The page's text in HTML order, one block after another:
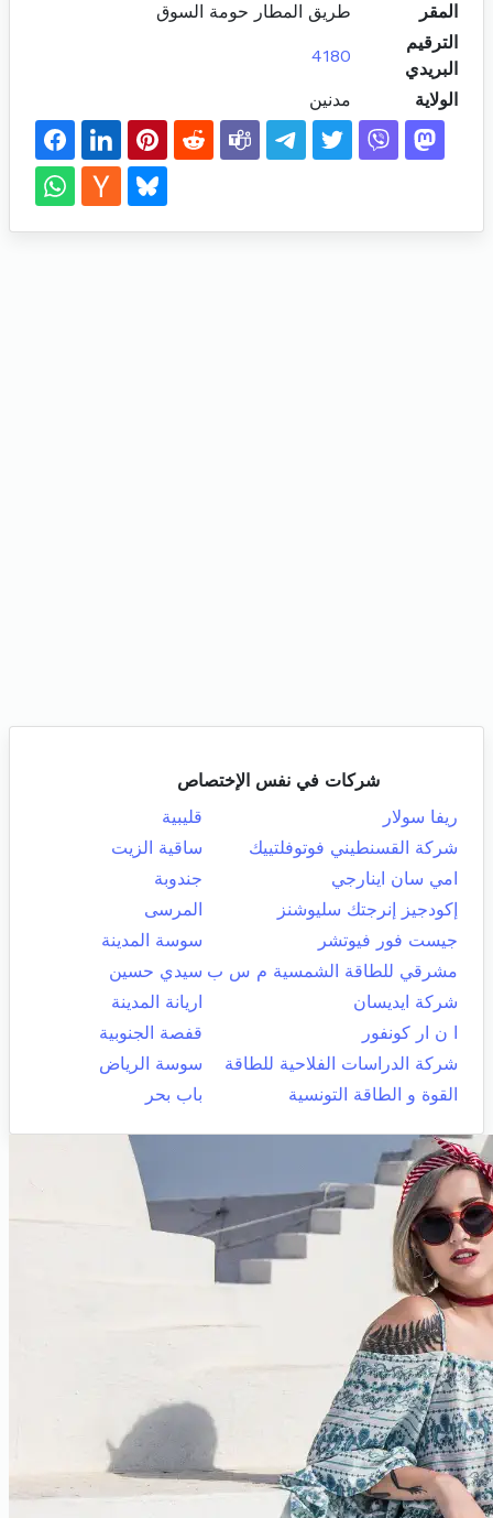
المقر
طريق المطار حومة السوق
الترقيم
البريدي
4180
الولاية مدنين
شركات في نفس الإختصاص
ريفا سولار
قليبية
شركة القسنطيني فوتوفلتييك
ساقية الزيت
امي سان اينارجي
جندوبة
إكودجيز إنرجتك سليوشنز
المرسى
جيست فور فيوتشر
سوسة المدينة
مشرقي للطاقة الشمسية م س ب سيدي حسين
شركة ايديسان
اريانة المدينة
ا ن ار كونفور
قفصة الجنوبية
شركة الدراسات الفلاحية للطاقة
سوسة الرياض
القوة و الطاقة التونسية
باب بحر